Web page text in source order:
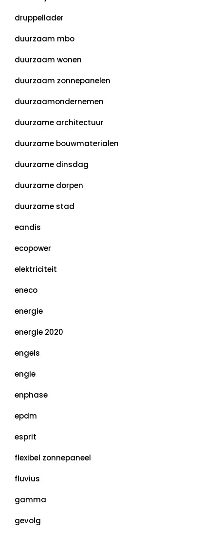
druppellader
duurzaam mbo
duurzaam wonen
duurzaam zonnepanelen
duurzaamondernemen
duurzame architectuur
duurzame bouwmaterialen
duurzame dinsdag
duurzame dorpen
duurzame stad
eandis
ecopower
elektriciteit
eneco
energie
energie 2020
engels
engie
enphase
epdm
esprit
flexibel zonnepaneel
fluvius
gamma
gevolg